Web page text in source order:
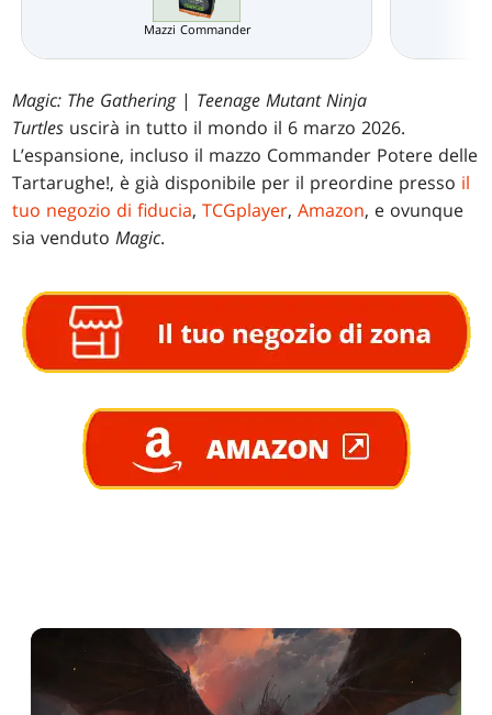
Mazzi Commander
Magic: The Gathering| Teenage Mutant Ninja
Turtles uscirà in tutto il mondo il 6 marzo 2026.
L’espansione, incluso il mazzo Commander Potere delle
Tartarughe!, è già disponibile per il preordine presso il
tuo negozio di fiducia,TCGplayer,Amazon, e ovunque
sia vendutoMagic.